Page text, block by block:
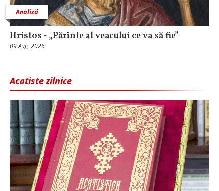
Analiză
Hristos - „Părinte al veacului ce va să fie”
09 Aug, 2026
Acatiste zilnice